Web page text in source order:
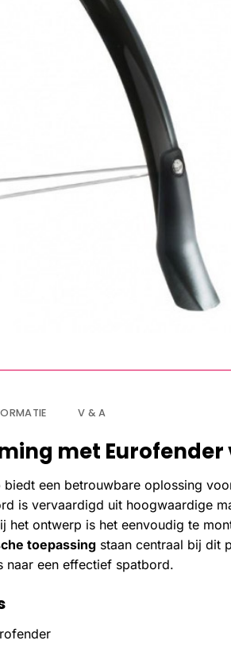
V & A
met
biedt een betrouwbare oplossing
is vervaardigd uit hoogwaardige
het ontwerp is het eenvoudig te
toepassing staan centraal bij dit
een effectief spatbord.